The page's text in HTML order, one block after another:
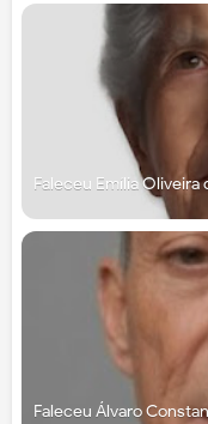
Faleceu Emília Oliveira
Faleceu Álvaro